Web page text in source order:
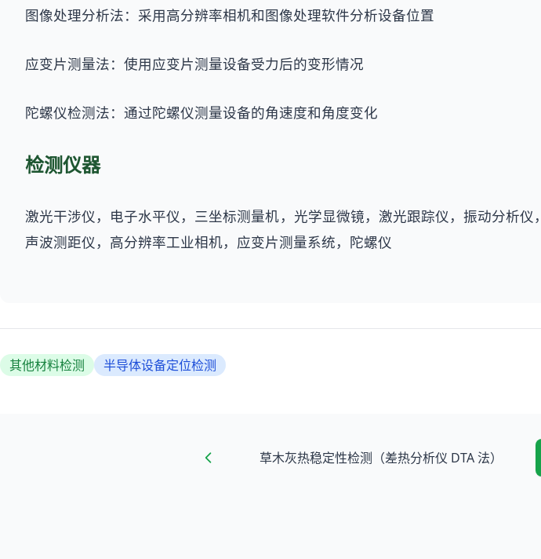
图像处理分析法：采用高分辨率相机和图像处理软件分析设备位置
应变片测量法：使用应变片测量设备受力后的变形情况
陀螺仪检测法：通过陀螺仪测量设备的角速度和角度变化
检测仪器
激光干涉仪，电子水平仪，三坐标测量机，光学显微镜，激光跟踪仪，振动分析
声波测距仪，高分辨率工业相机，应变片测量系统，陀螺仪
其他材料检测 半导体设备定位检测
草木灰热稳定性检测（差热分析仪 DTA 法）